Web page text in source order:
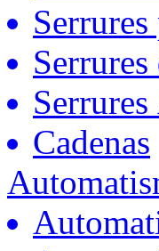
Cadenas